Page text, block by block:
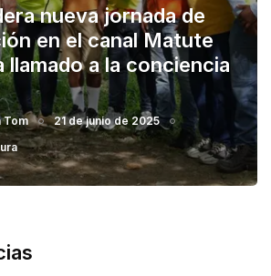
nueva jornada de
en el canal Matute
a la conciencia
Tom
21 de junio de 2025